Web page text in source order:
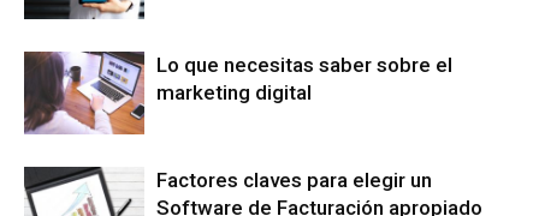
Lo que necesitas saber sobre el
marketing digital
Factores claves para elegir un
Software de Facturación apropiado